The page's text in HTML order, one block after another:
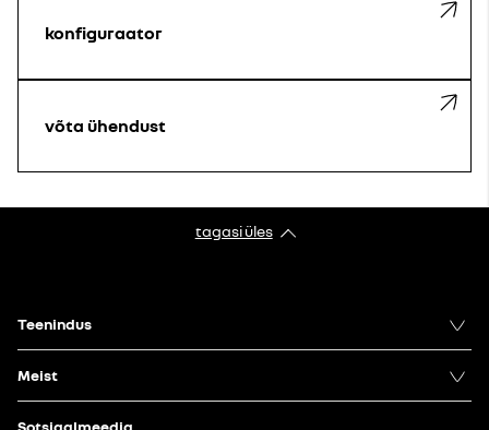
konfiguraator
võta ühendust
tagasi üles
Teenindus
Meist
Sotsiaalmeedia